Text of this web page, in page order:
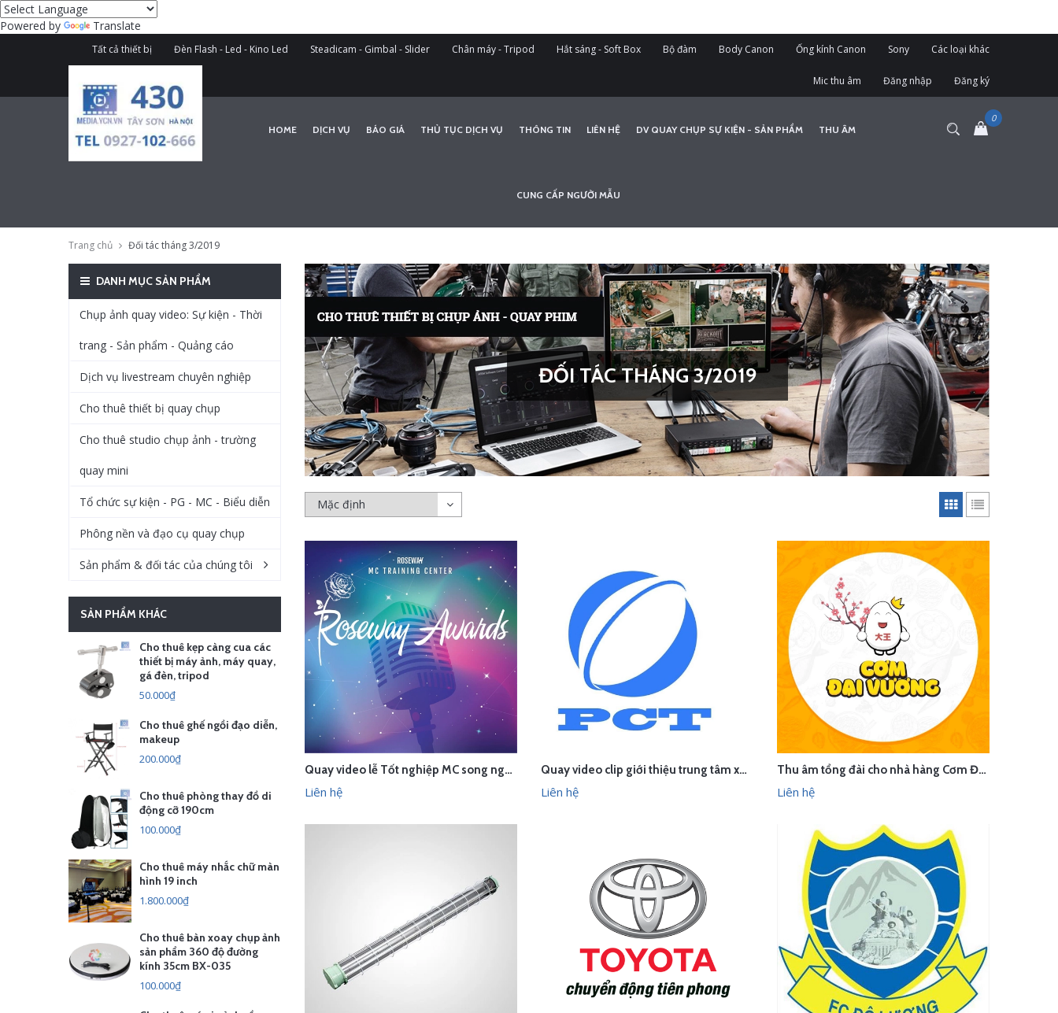
Powered by Translate
Tất cả thiết bị Đèn Flash - Led - Kino Led Steadicam - Gimbal - Slider Chân máy - Tripod Hắt sáng - Soft Box Bộ đàm Body Canon Ống kính Canon Sony Các loại khác
Mic thu âm Đăng nhập Đăng ký
HOME DỊCH VỤ BÁO GIÁ THỦ TỤC DỊCH VỤ THÔNG TIN LIÊN HỆ DV QUAY CHỤP SỰ KIỆN - SẢN PHẨM THU ÂM
CUNG CẤP NGƯỜI MẪU
Trang chủ Đối tác tháng 3/2019
ĐỐI TÁC THÁNG 3/2019
LIÊN HỆ XEM NHANH
Quay video lễ Tốt nghiệp MC song ngữ K4 - Roseway MC Training Center - Hà Nội
Liên hệ
LIÊN HỆ XEM NHANH
Quay video clip giới thiệu trung tâm xuất khẩu lao động Phúc Chiến Thắng - Nghệ An
Liên hệ
LIÊN HỆ XEM NHANH
Thu âm tổng đài cho nhà hàng Cơm Đại Vương
Liên hệ
DANH MỤC SẢN PHẨM
Chụp ảnh quay video: Sự kiện - Thời
trang - Sản phẩm - Quảng cáo
Dịch vụ livestream chuyên nghiệp
Cho thuê thiết bị quay chụp
Cho thuê studio chụp ảnh - trường
quay mini
Tổ chức sự kiện - PG - MC - Biểu diễn
Phông nền và đạo cụ quay chụp
Sản phẩm & đối tác của chúng tôi
SẢN PHẨM KHÁC
Cho thuê kẹp càng cua các
thiết bị máy ảnh, máy quay,
gá đèn, tripod
50.000₫
Cho thuê ghế ngồi đạo diễn,
makeup
200.000₫
Cho thuê phòng thay đồ di
động cỡ 190cm
100.000₫
Cho thuê máy nhắc chữ màn
hình 19 inch
1.800.000₫
Cho thuê bàn xoay chụp ảnh
sản phẩm 360 độ đường
kính 35cm BX-035
100.000₫